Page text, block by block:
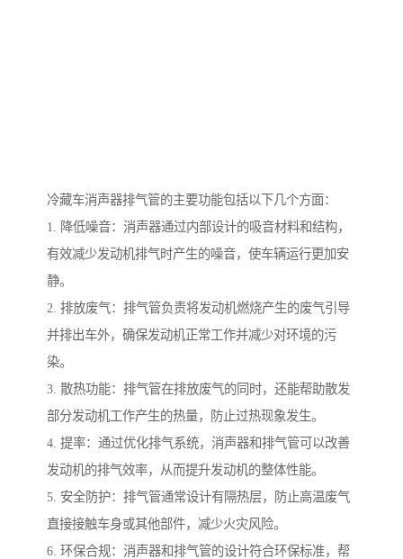
冷藏车消声器排气管的主要功能包括以下几个方面：
1. 降低噪音：消声器通过内部设计的吸音材料和结构，
有效减少发动机排气时产生的噪音，使车辆运行更加安
静。
2. 排放废气：排气管负责将发动机燃烧产生的废气引导
并排出车外，确保发动机正常工作并减少对环境的污
染。
3. 散热功能：排气管在排放废气的同时，还能帮助散发
部分发动机工作产生的热量，防止过热现象发生。
4. 提率：通过优化排气系统，消声器和排气管可以改善
发动机的排气效率，从而提升发动机的整体性能。
5. 安全防护：排气管通常设计有隔热层，防止高温废气
直接接触车身或其他部件，减少火灾风险。
6. 环保合规：消声器和排气管的设计符合环保标准，帮